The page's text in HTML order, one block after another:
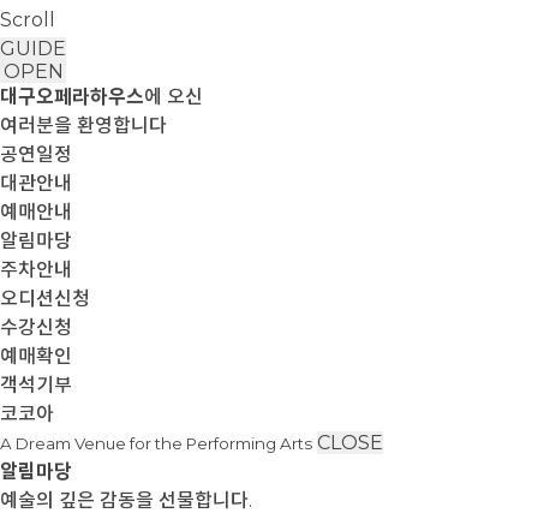
Scroll
GUIDE
OPEN
대구오페라하우스에 오신
여러분을 환영합니다
공연일정
대관안내
예매안내
알림마당
주차안내
오디션신청
수강신청
예매확인
객석기부
코코아
A Dream Venue for the Performing Arts CLOSE
알림마당
예술의 깊은 감동을 선물합니다.